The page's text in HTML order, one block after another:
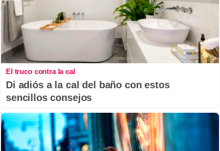
El truco contra la cal
Di adiós a la cal del baño con estos
sencillos consejos